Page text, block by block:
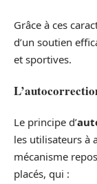
Grâce à ces
d’un soutien
et sportives.
Le principe d’
les utilisateurs à
mécanisme
placés, qui :